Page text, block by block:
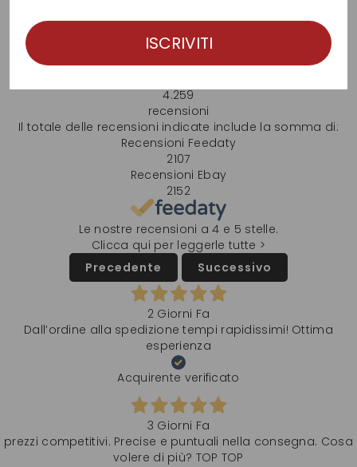
Eccellente
4.259
recensioni
Il totale delle recensioni indicate include la somma di:
Recensioni Feedaty
2107
Recensioni Ebay
2152
Le nostre recensioni a 4 e 5 stelle.
Clicca qui per leggerle tutte >
Precedente
Successivo
2 Giorni Fa
Dall’ordine alla spedizione tempi rapidissimi! Ottima
esperienza
Acquirente verificato
3 Giorni Fa
prezzi competitivi. Precise e puntuali nella consegna. Cosa
volere di più? TOP TOP
ISCRIVITI